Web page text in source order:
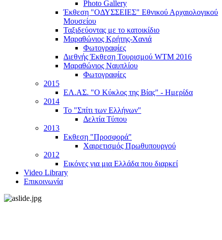
Photo Gallery
Έκθεση "ΟΔΥΣΣΕΙΕΣ" Εθνικού Αρχαιολογικού
Μουσείου
Ταξιδεύοντας με το κατοικίδιο
Μαραθώνιος Κρήτης-Χανιά
Φωτογραφίες
Διεθνής Έκθεση Τουρισμού WTM 2016
Μαραθώνιος Ναυπλίου
Φωτογραφίες
2015
ΕΛ.ΑΣ. "Ο Κύκλος της Βίας" - Ημερίδα
2014
Το "Σπίτι των Ελλήνων"
Δελτία Τύπου
2013
Εκθεση "Προσφορά"
Χαιρετισμός Πρωθυπουργού
2012
Εικόνες για μια Ελλάδα που διαρκεί
Video Library
Επικοινωνία